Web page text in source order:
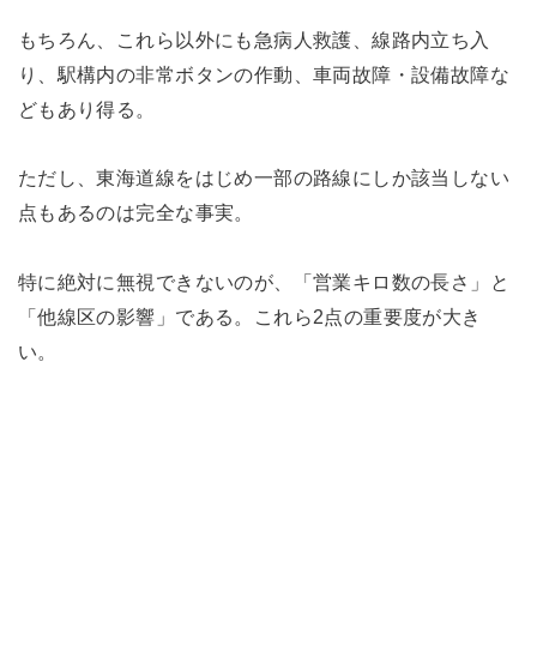
もちろん、これら以外にも急病人救護、線路内立ち入
り、駅構内の非常ボタンの作動、車両故障・設備故障な
どもあり得る。
ただし、東海道線をはじめ一部の路線にしか該当しない
点もあるのは完全な事実。
特に絶対に無視できないのが、「営業キロ数の長さ」と
「他線区の影響」である。これら2点の重要度が大き
い。